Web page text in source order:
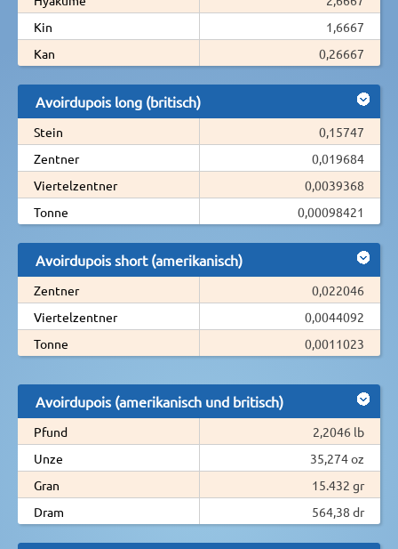
Kin
1,6667
Kan
0,26667
Avoirdupois long (britisch)
Stein
0,15747
Zentner
0,019684
Viertelzentner
0,0039368
Tonne
0,00098421
Avoirdupois short (amerikanisch)
Zentner
0,022046
Viertelzentner
0,0044092
Tonne
0,0011023
Avoirdupois (amerikanisch und britisch)
Pfund
2,2046 lb
Unze
35,274 oz
Gran
15.432 gr
Dram
564,38 dr